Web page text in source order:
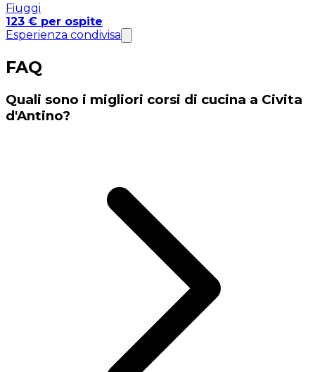
Fiuggi
123 € per ospite
Esperienza condivisa
FAQ
Quali sono i migliori corsi di cucina a Civita
d'Antino?